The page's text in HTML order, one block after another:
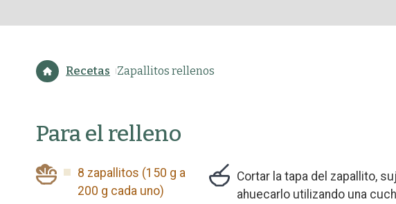
Recetas Zapallitos rellenos
Para el relleno
8 zapallitos (150 g a
200 g cada uno)
Cortar la tapa del zapallito,
ahuecarlo utilizando una